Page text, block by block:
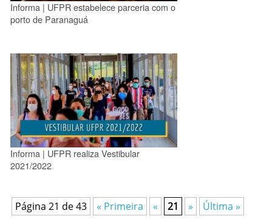
Informa | UFPR estabelece parceria com o
porto de Paranaguá
Informa | UFPR realiza Vestibular
2021/2022
Página 21 de 43 « Primeira « 21 » Última »